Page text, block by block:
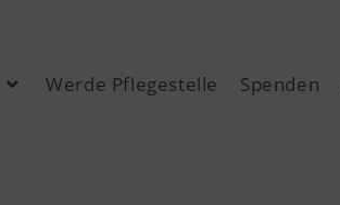
Werde Pflegestelle Spenden